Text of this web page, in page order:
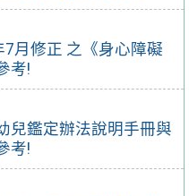
月修正 之《身心障礙
考!
兒鑑定辦法說明手冊與
考!